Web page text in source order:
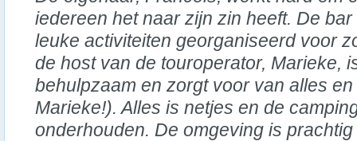
iedereen het naar zijn zin heeft. De
leuke activiteiten georganiseerd voor
de host van de touroperator, Marieke,
behulpzaam en zorgt voor van alles
Marieke!). Alles is netjes en de
onderhouden. De omgeving is